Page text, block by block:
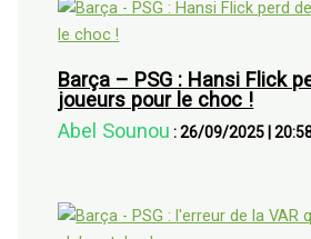
Barça – PSG : Hansi Flick
joueurs pour le choc !
Abel Sounou :26/09/2025 |